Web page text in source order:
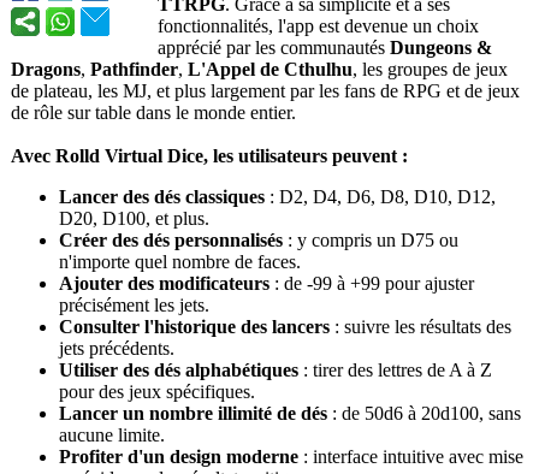
TTRPG. Grâce à sa simplicité et à ses
fonctionnalités, l'app est devenue un choix
apprécié par les communautés Dungeons &
Dragons, Pathfinder, L'Appel de Cthulhu, les groupes de jeux
de plateau, les MJ, et plus largement par les fans de RPG et de jeux
de rôle sur table dans le monde entier.
Avec Rolld Virtual Dice, les utilisateurs peuvent :
Lancer des dés classiques : D2, D4, D6, D8, D10, D12,
D20, D100, et plus.
Créer des dés personnalisés : y compris un D75 ou
n'importe quel nombre de faces.
Ajouter des modificateurs : de -99 à +99 pour ajuster
précisément les jets.
Consulter l'historique des lancers : suivre les résultats des
jets précédents.
Utiliser des dés alphabétiques : tirer des lettres de A à Z
pour des jeux spécifiques.
Lancer un nombre illimité de dés : de 50d6 à 20d100, sans
aucune limite.
Profiter d'un design moderne : interface intuitive avec mise